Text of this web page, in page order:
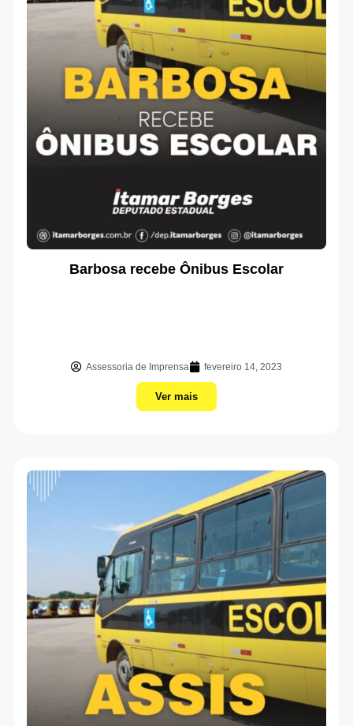
Barbosa recebe Ônibus Escolar
Assessoria de Imprensa fevereiro 14, 2023
Ver mais